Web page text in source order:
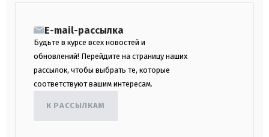
E-mail-рассылка
Будьте в курсе всех новостей и
обновлений! Перейдите на страницу наших
рассылок, чтобы выбрать те, которые
соответствуют вашим интересам.
К РАССЫЛКАМ